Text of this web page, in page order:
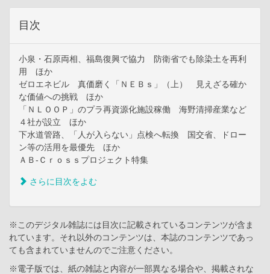
目次
小泉・石原両相、福島復興で協力 防衛省でも除染土を再利
用 ほか
ゼロエネビル 真価磨く「ＮＥＢｓ」（上） 見えざる確か
な価値への挑戦 ほか
「ＮＬＯＯＰ」のプラ再資源化施設稼働 海野清掃産業など
４社が設立 ほか
下水道管路、「人が入らない」点検へ転換 国交省、ドロー
ン等の活用を最優先 ほか
ＡＢ‐Ｃｒｏｓｓプロジェクト特集
さらに目次をよむ
※このデジタル雑誌には目次に記載されているコンテンツが含ま
れています。それ以外のコンテンツは、本誌のコンテンツであっ
ても含まれていませんのでご注意ください。
※電子版では、紙の雑誌と内容が一部異なる場合や、掲載されな